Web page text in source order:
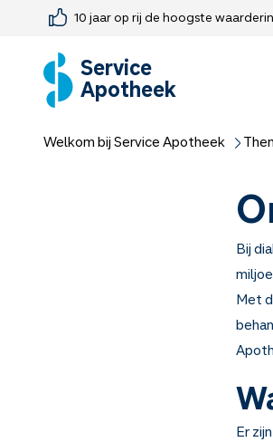
10 jaar op rij de hoogste
Service
Apotheek
Farmaceutisch consult
Medicijn-APK
Welkom bij Service Apotheek
Bij
Met
Er